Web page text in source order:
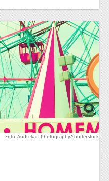
Foto: Andrekart Photography/shutterstock